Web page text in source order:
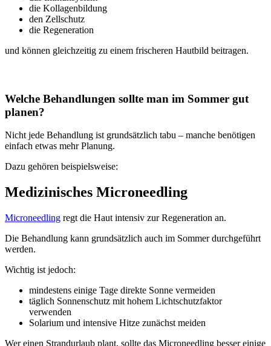
die Kollagenbildung
den Zellschutz
die Regeneration
und können gleichzeitig zu einem frischeren Hautbild beitragen.
Welche Behandlungen sollte man im Sommer gut
planen?
Nicht jede Behandlung ist grundsätzlich tabu – manche benötigen
einfach etwas mehr Planung.
Dazu gehören beispielsweise:
Medizinisches Microneedling
Microneedling regt die Haut intensiv zur Regeneration an.
Die Behandlung kann grundsätzlich auch im Sommer durchgeführt
werden.
Wichtig ist jedoch:
mindestens einige Tage direkte Sonne vermeiden
täglich Sonnenschutz mit hohem Lichtschutzfaktor
verwenden
Solarium und intensive Hitze zunächst meiden
Wer einen Strandurlaub plant, sollte das Microneedling besser einige